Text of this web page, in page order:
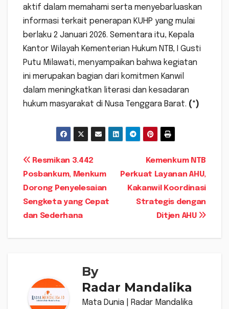
aktif dalam memahami serta menyebarluaskan
informasi terkait penerapan KUHP yang mulai
berlaku 2 Januari 2026. Sementara itu, Kepala
Kantor Wilayah Kementerian Hukum NTB, I Gusti
Putu Milawati, menyampaikan bahwa kegiatan
ini merupakan bagian dari komitmen Kanwil
dalam meningkatkan literasi dan kesadaran
hukum masyarakat di Nusa Tenggara Barat. (*)
Navigasi
pos
Kemenkum NTB
Perkuat Layanan AHU,
Kakanwil Koordinasi
Strategis dengan
Ditjen AHU
Resmikan 3.442
Posbankum, Menkum
Dorong Penyelesaian
Sengketa yang Cepat
dan Sederhana
By
Radar Mandalika
Mata Dunia | Radar Mandalika